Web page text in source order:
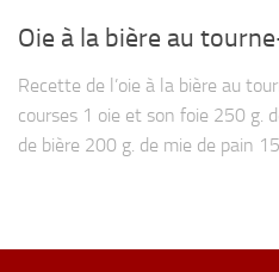
Oie à la bière au
Recette de l’oie à la bière au
courses 1 oie et son foie 250 g.
de bière 200 g. de mie de pain